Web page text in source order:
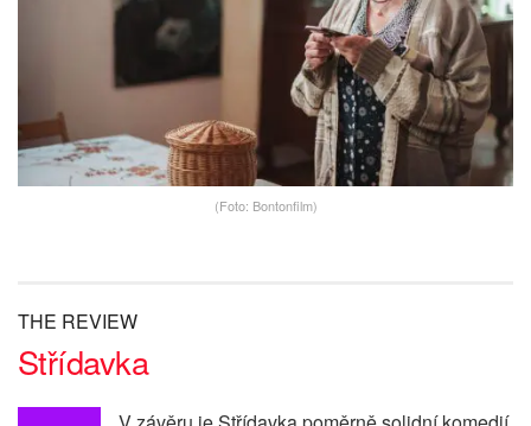
(Foto: Bontonfilm)
THE REVIEW
Střídavka